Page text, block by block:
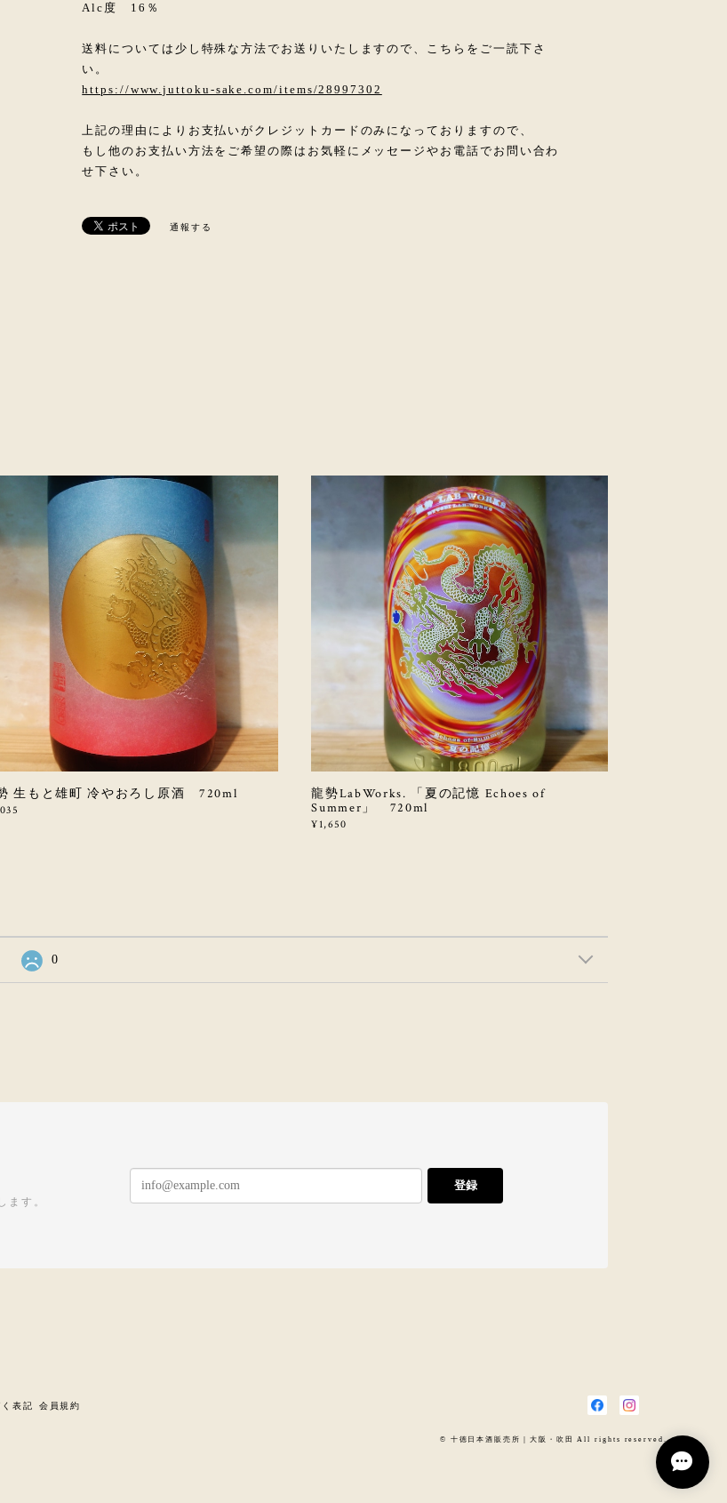
Alc度 16％
送料については少し特殊な方法でお送りいたしますので、こちらをご一読下さ
い。
https://www.juttoku-sake.com/items/28997302
上記の理由によりお支払いがクレジットカードのみになっておりますので、
もし他のお支払い方法をご希望の際はお気軽にメッセージやお電話でお問い合わ
せ下さい。
通報する
生もと雄町 冷やおろし原酒 720ml
龍勢LabWorks. 「夏の記憶 Echoes of
Summer」 720ml
¥1,650
0
ます。
登録
表記 会員規約
© 十徳日本酒販売所｜大阪・吹田 All rights reserved.